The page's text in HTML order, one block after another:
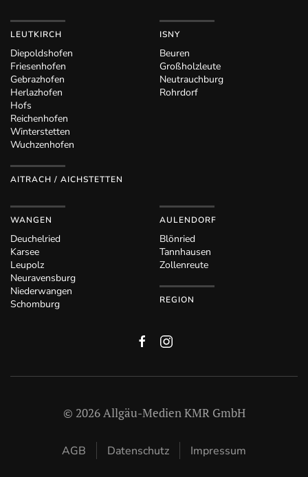
LEUTKIRCH
Diepoldshofen
Friesenhofen
Gebrazhofen
Herlazhofen
Hofs
Reichenhofen
Winterstetten
Wuchzenhofen
AITRACH / AICHSTETTEN
ISNY
Beuren
Großholzleute
Neutrauchburg
Rohrdorf
WANGEN
Deuchelried
Karsee
Leupolz
Neuravensburg
Niederwangen
Schomburg
AULENDORF
Blönried
Tannhausen
Zollenreute
REGION
© 2026Allgäu-Medien KMR GmbH
AGB Datenschutz Impressum